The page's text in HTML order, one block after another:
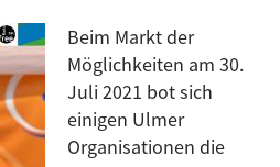
Beim Markt der
Möglichkeiten am 30.
Juli 2021 bot sich
einigen Ulmer
Organisationen die